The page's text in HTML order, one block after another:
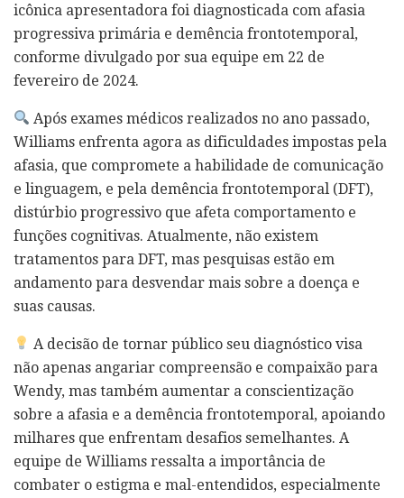
icônica apresentadora foi diagnosticada com afasia
progressiva primária e demência frontotemporal,
conforme divulgado por sua equipe em 22 de
fevereiro de 2024.
Após exames médicos realizados no ano passado,
Williams enfrenta agora as dificuldades impostas pela
afasia, que compromete a habilidade de comunicação
e linguagem, e pela demência frontotemporal (DFT),
distúrbio progressivo que afeta comportamento e
funções cognitivas. Atualmente, não existem
tratamentos para DFT, mas pesquisas estão em
andamento para desvendar mais sobre a doença e
suas causas.
A decisão de tornar público seu diagnóstico visa
não apenas angariar compreensão e compaixão para
Wendy, mas também aumentar a conscientização
sobre a afasia e a demência frontotemporal, apoiando
milhares que enfrentam desafios semelhantes. A
equipe de Williams ressalta a importância de
combater o estigma e mal-entendidos, especialmente